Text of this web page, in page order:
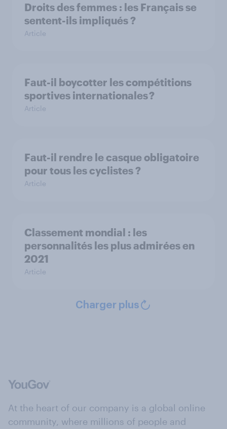
Droits des femmes : les Français se
sentent-ils impliqués ?
Article
Faut-il boycotter les compétitions
sportives internationales ?
Article
Faut-il rendre le casque obligatoire
pour tous les cyclistes ?
Article
Classement mondial : les
personnalités les plus admirées en
2021
Article
Charger plus
At the heart of our company is a global online
community, where millions of people and